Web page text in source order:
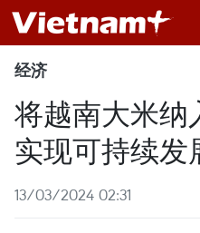
经济
将越南大米纳
实现可持续发
13/03/2024 02:31